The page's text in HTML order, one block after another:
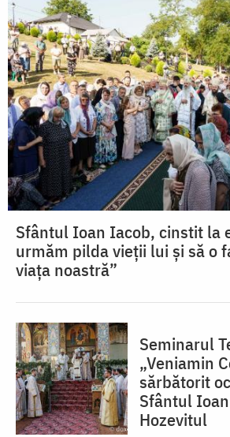
Sfântul Ioan Iacob, cinstit la
urmăm pilda vieții lui și să o
viața noastră”
Seminarul
„Veniamin
sărbătorit
Sfântul
Hozevitul